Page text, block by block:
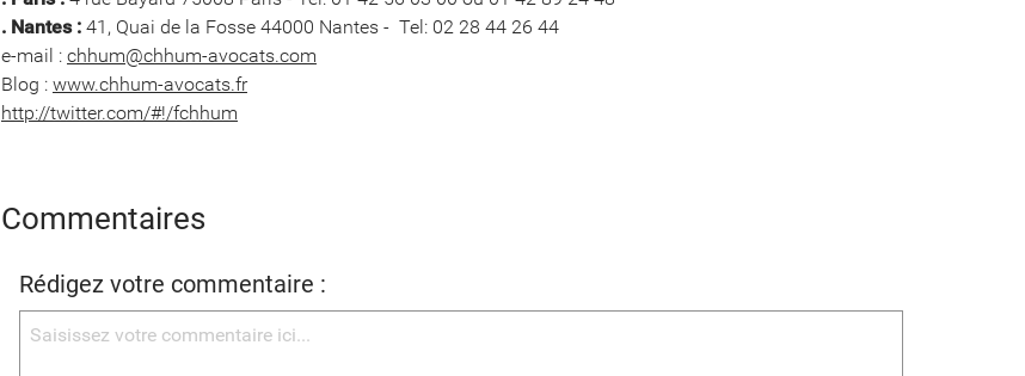
. Nantes :41, Quai de la Fosse 44000 Nantes - Tel: 02 28 44 26 44
e-mail : chhum@chhum-avocats.com
Blog : www.chhum-avocats.fr
http://twitter.com/#!/fchhum
Commentaires
Rédigez votre commentaire :